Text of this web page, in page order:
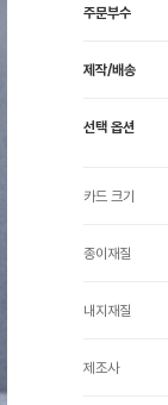
주문부수
제작/배송
선택 옵션
카드 크기
종이재질
내지재질
제조사